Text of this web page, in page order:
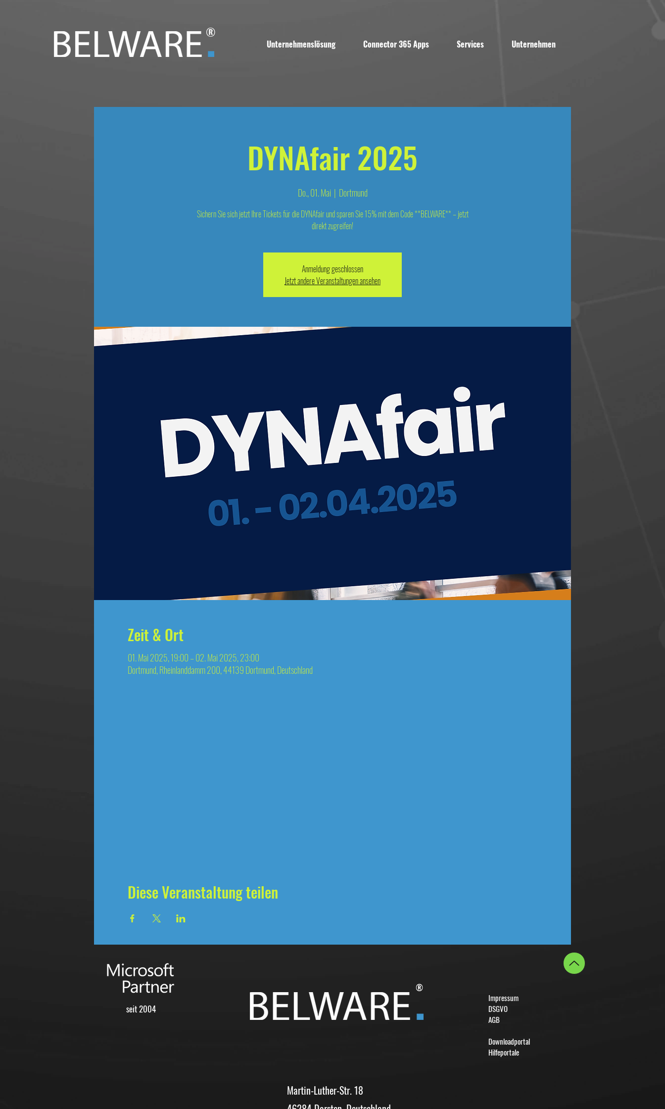
®
Unternehmenslösung Connector 365 Apps Services Unternehmen
DYNAfair 2025
Do., 01. Mai
  |
Dortmund
Sichern Sie sich jetzt Ihre Tickets für die DYNAfair und sparen Sie 15% mit dem Code **BELWARE** – jetzt
direkt zugreifen!
Anmeldung geschlossen
Jetzt andere Veranstaltungen ansehen
Zeit & Ort
01. Mai 2025, 19:00 – 02. Mai 2025, 23:00
Dortmund, Rheinlanddamm 200, 44139 Dortmund, Deutschland
Diese Veranstaltung teilen
seit 2004
®
Impressum
DSGVO
AGB
Downloadportal
Hilfeportale
Martin-Luther-Str. 18